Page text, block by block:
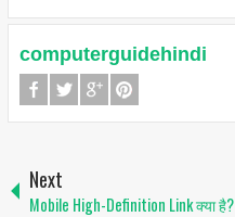
computerguidehindi
Next
Mobile High-Definition Link क्या है?